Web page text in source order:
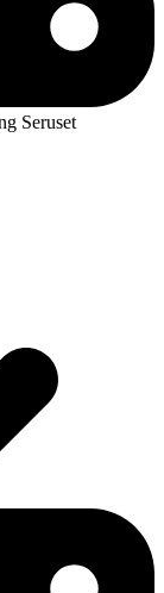
Seruset